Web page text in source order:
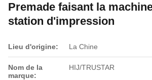
Premade faisant la
station d'impression
Lieu d'origine: La Chine
Nom de la
marque:
HIJ/TRUSTAR